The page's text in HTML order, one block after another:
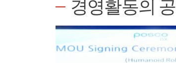
경영활동의